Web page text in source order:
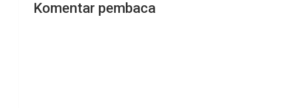
Komentar pembaca